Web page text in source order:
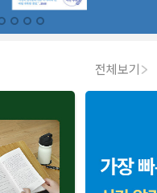
전체보기